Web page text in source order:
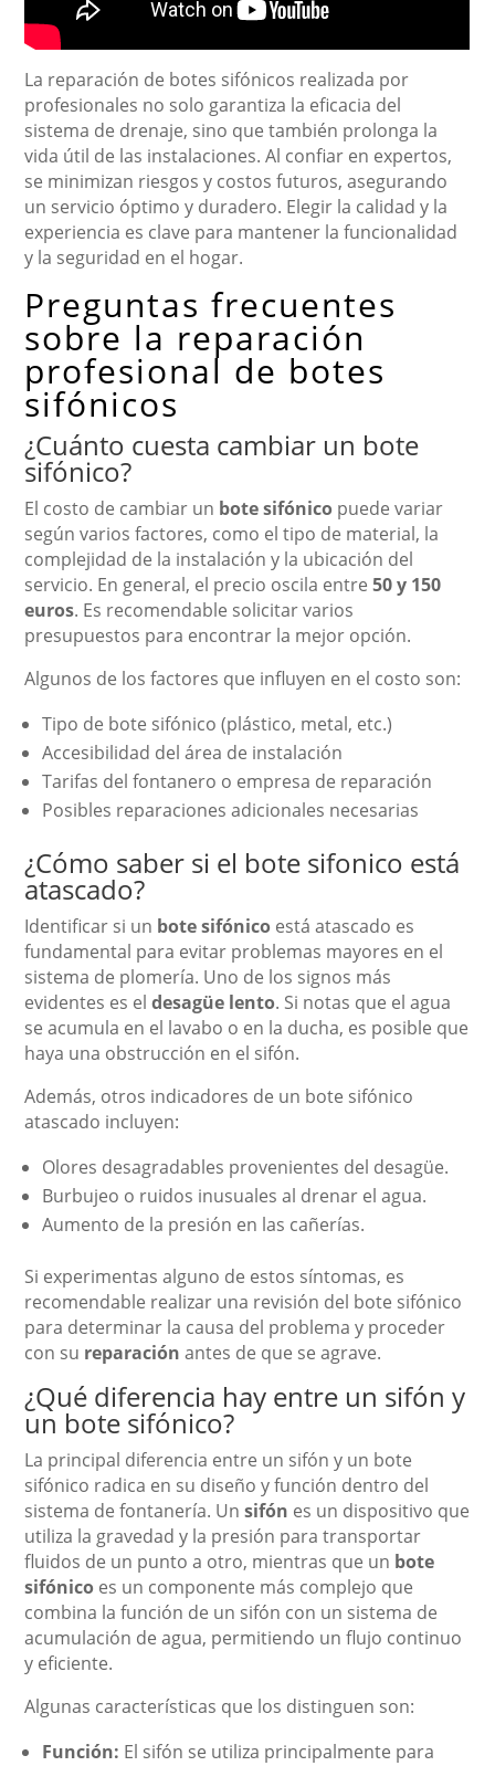
La reparación de botes sifónicos realizada por
profesionales no solo garantiza la eficacia del
sistema de drenaje, sino que también prolonga la
vida útil de las instalaciones. Al confiar en expertos,
se minimizan riesgos y costos futuros, asegurando
un servicio óptimo y duradero. Elegir la calidad y la
experiencia es clave para mantener la funcionalidad
y la seguridad en el hogar.
Preguntas frecuentes
sobre la reparación
profesional de botes
sifónicos
¿Cuánto cuesta cambiar un bote
sifónico?
El costo de cambiar un bote sifónico puede variar
según varios factores, como el tipo de material, la
complejidad de la instalación y la ubicación del
servicio. En general, el precio oscila entre50 y 150
euros. Es recomendable solicitar varios
presupuestos para encontrar la mejor opción.
Algunos de los factores que influyen en el costo son:
Tipo de bote sifónico (plástico, metal, etc.)
Accesibilidad del área de instalación
Tarifas del fontanero o empresa de reparación
Posibles reparaciones adicionales necesarias
¿Cómo saber si el bote sifonico está
atascado?
Identificar si un bote sifónico está atascado es
fundamental para evitar problemas mayores en el
sistema de plomería. Uno de los signos más
evidentes es eldesagüe lento. Si notas que el agua
se acumula en el lavabo o en la ducha, es posible que
haya una obstrucción en el sifón.
Además, otros indicadores de un bote sifónico
atascado incluyen:
Olores desagradables provenientes del desagüe.
Burbujeo o ruidos inusuales al drenar el agua.
Aumento de la presión en las cañerías.
Si experimentas alguno de estos síntomas, es
recomendable realizar una revisión del bote sifónico
para determinar la causa del problema y proceder
con su reparación antes de que se agrave.
¿Qué diferencia hay entre un sifón y
un bote sifónico?
La principal diferencia entre un sifón y un bote
sifónico radica en su diseño y función dentro del
sistema de fontanería. Unsifón es un dispositivo que
utiliza la gravedad y la presión para transportar
fluidos de un punto a otro, mientras que un bote
sifónico es un componente más complejo que
combina la función de un sifón con un sistema de
acumulación de agua, permitiendo un flujo continuo
y eficiente.
Algunas características que los distinguen son:
Función: El sifón se utiliza principalmente para